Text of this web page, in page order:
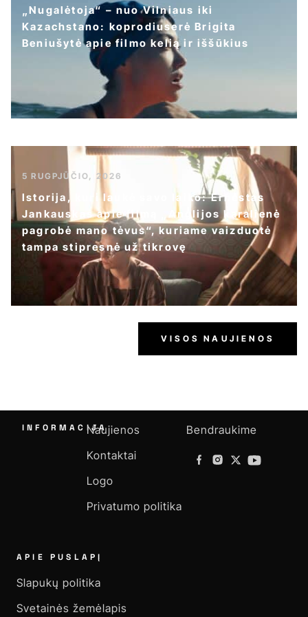
„Nugalėtoja“ – nuo Vilniaus iki
Kazachstano: koprodiuserė Brigita
Beniušytė apie filmo kelią ir iššūkius
5 RUGPJŪČIO, 2026
Istorija, kuri laukė savo laiko: Ernestas
Jankauskas apie filmą „Anglijos karalienė
pagrobė mano tėvus“, kuriame vaizduotė
tampa stipresnė už tikrovę
VISOS NAUJIENOS
INFORMACIJANaujienos
Kontaktai
Logo
Privatumo politika
Bendraukime
APIE PUSLAPĮ
Slapukų politika
Svetainės žemėlapis